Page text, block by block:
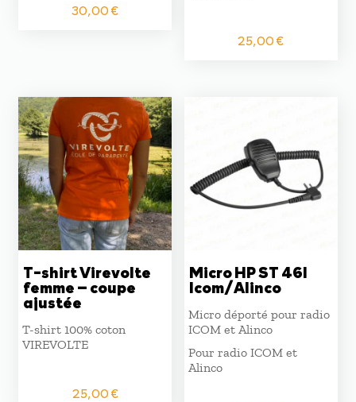
30,00€
25,00€
T-shirt Virevolte
femme – coupe
ajustée
T-shirt 100% coton
VIREVOLTE
25,00€
Micro HP ST 46I
Icom/Alinco
Micro déporté pour radio
ICOM et Alinco
Pour radio ICOM et
Alinco